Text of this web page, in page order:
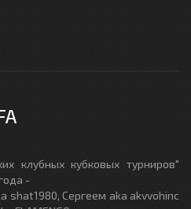
клубных кубковых турниров"
-
Сергеем aka akvvohinc